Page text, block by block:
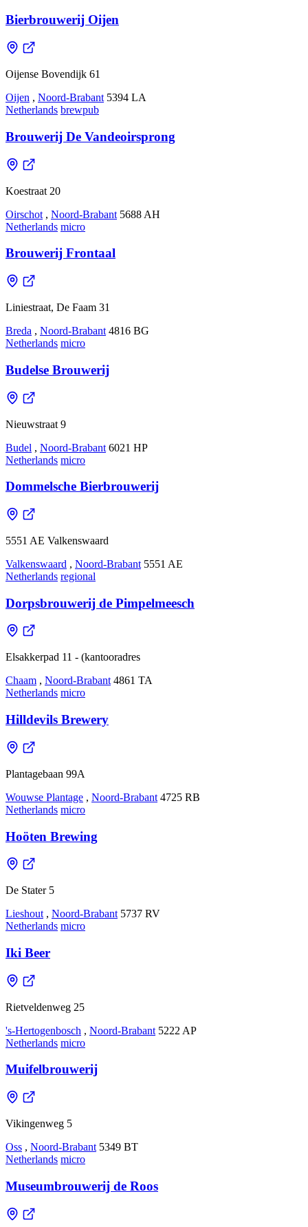
Bierbrouwerij Oijen
Oijense Bovendijk 61
Oijen , Noord-Brabant 5394 LA
Netherlands brewpub
Brouwerij De Vandeoirsprong
Koestraat 20
Oirschot , Noord-Brabant 5688 AH
Netherlands micro
Brouwerij Frontaal
Liniestraat, De Faam 31
Breda , Noord-Brabant 4816 BG
Netherlands micro
Budelse Brouwerij
Nieuwstraat 9
Budel , Noord-Brabant 6021 HP
Netherlands micro
Dommelsche Bierbrouwerij
5551 AE Valkenswaard
Valkenswaard , Noord-Brabant 5551 AE
Netherlands regional
Dorpsbrouwerij de Pimpelmeesch
Elsakkerpad 11 - (kantooradres
Chaam , Noord-Brabant 4861 TA
Netherlands micro
Hilldevils Brewery
Plantagebaan 99A
Wouwse Plantage , Noord-Brabant 4725 RB
Netherlands micro
Hoöten Brewing
De Stater 5
Lieshout , Noord-Brabant 5737 RV
Netherlands micro
Iki Beer
Rietveldenweg 25
's-Hertogenbosch , Noord-Brabant 5222 AP
Netherlands micro
Muifelbrouwerij
Vikingenweg 5
Oss , Noord-Brabant 5349 BT
Netherlands micro
Museumbrouwerij de Roos